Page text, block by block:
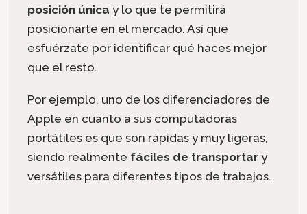
posición única y lo que te permitirá
posicionarte en el mercado. Así que
esfuérzate por identificar qué haces mejor
que el resto.
Por ejemplo, uno de los diferenciadores de
Apple en cuanto a sus computadoras
portátiles es que son rápidas y muy ligeras,
siendo realmente fáciles de transportar y
versátiles para diferentes tipos de trabajos.